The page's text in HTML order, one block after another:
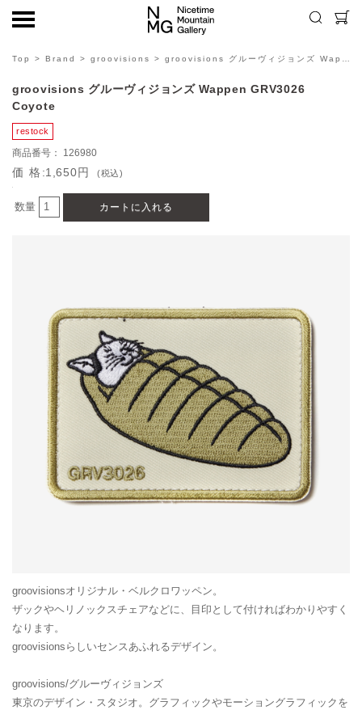
Top > Brand > groovisions > groovisions グルーヴィジョンズ Wappen GRV3026 Coyote
groovisions グルーヴィジョンズ Wappen GRV3026
Coyote
126980
価格1,650円 (税込)
数量
groovisionsオリジナル・ベルクロワッペン。
ザックやヘリノックスチェアなどに、目印として付ければわかりやすく
なります。
groovisionsらしいセンスあふれるデザイン。
groovisions/グルーヴィジョンズ
東京のデザイン・スタジオ。グラフィックやモーショングラフィックを